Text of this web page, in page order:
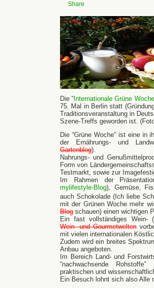
Share
Die “ Internationale Grüne Woche
75. Mal in Berlin statt
Traditionsveranstaltung in
Szene-Treffs geworden ist.
Die “Grüne Woche” ist eine in
der Ernährungs- und
Gartenblog).
Nahrungs- und
Form von
Testmarkt, sowie zur
Im Rahmen der
mylifestyle-Blog), Gemüse,
auch Schokolade (Ich liebe
mit der Grünen Woche mehr
Blog schauen) einen wichtigen
Ein fast vollständiges Wein-
Wein- und Gourmetwelten
mit vielen internationalen
Zudem wird ein breites
Anbau angeboten.
Im Bereich Land- und
“nachwachsende
praktischen und
Ein Besuch lohnt sich also Alle